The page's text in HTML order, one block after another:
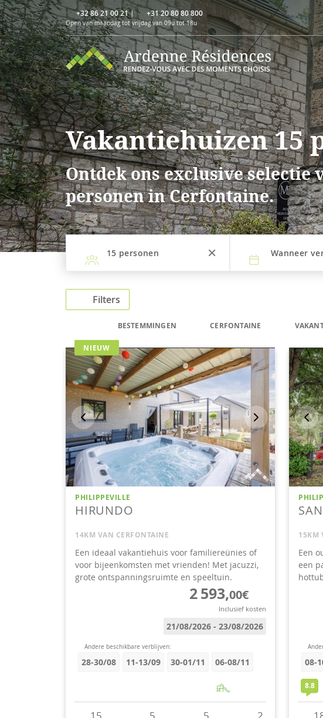
+32 86 21 00 21| +31 20 80 80 800
Open van maandag tot vrijdag van 09u tot 18u
Vakantiehuizen 15
Ontdek ons exclusive selectie
personen in Cerfontaine.
15 personen Wanneer
Filters
BESTEMMINGEN CERFONTAINE